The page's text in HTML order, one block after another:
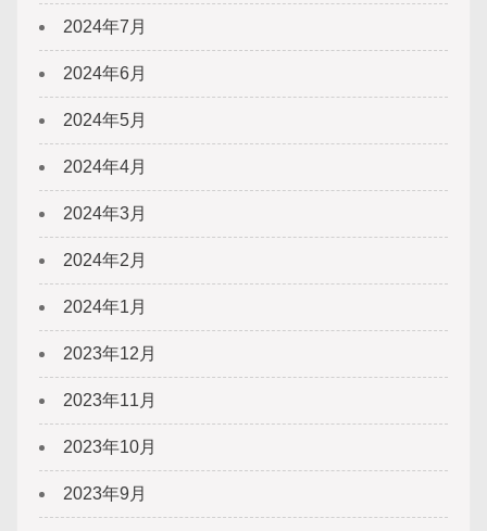
2024年7月
2024年6月
2024年5月
2024年4月
2024年3月
2024年2月
2024年1月
2023年12月
2023年11月
2023年10月
2023年9月